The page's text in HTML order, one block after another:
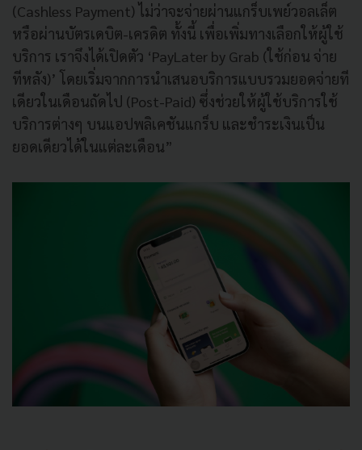
(Cashless Payment) ไม่ว่าจะจ่ายผ่านแกร็บเพย์วอลเล็ต
หรือผ่านบัตรเดบิต-เครดิต ทั้งนี้ เพื่อเพิ่มทางเลือกให้ผู้ใช้
บริการ เราจึงได้เปิดตัว ‘PayLater by Grab (ใช้ก่อน จ่าย
ทีหลัง)’ โดยเริ่มจากการนำเสนอบริการแบบรวมยอดจ่ายที
เดียวในเดือนถัดไป (Post-Paid) ซึ่งช่วยให้ผู้ใช้บริการใช้
บริการต่างๆ บนแอปพลิเคชันแกร็บ และชำระเงินเป็น
ยอดเดียวได้ในแต่ละเดือน”